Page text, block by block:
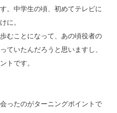
。中学生の頃、初めてテレビに
に。
むことになって、あの頃役者の
ていたんだろうと思いますし、
トです。
ったのがターニングポイントで